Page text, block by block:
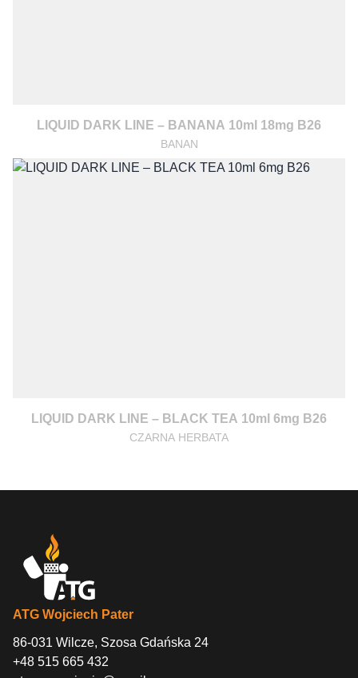
LIQUID DARK LINE – BANANA 10ml 18mg B26
BANAN
LIQUID DARK LINE – BLACK TEA 10ml 6mg B26
CZARNA HERBATA
ATG Wojciech Pater
86-031 Wilcze, Szosa Gdańska 24
+48 515 665 432